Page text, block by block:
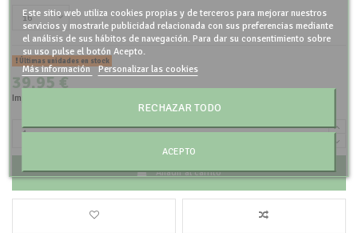
Últimas unidades en stock
39,95 €
Impuestos incluidos
Añadir al carrito
Este sitio web utiliza cookies propias y de terceros para mejorar nuestros
servicios y mostrarle publicidad relacionada con sus preferencias mediante
el análisis de sus hábitos de navegación. Para dar su consentimiento sobre
su uso pulse el botón Acepto.
Más información Personalizar las cookies
RECHAZAR TODO
ACEPTO